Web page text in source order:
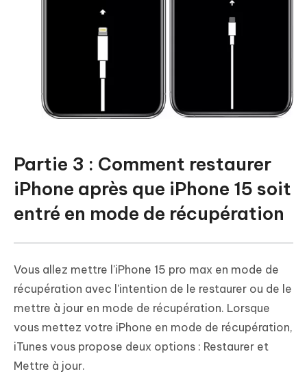
Partie 3 : Comment restaurer
iPhone après que iPhone 15 soit
entré en mode de récupération
Vous allez mettre l'iPhone 15 pro max en mode de
récupération avec l'intention de le restaurer ou de le
mettre à jour en mode de récupération. Lorsque
vous mettez votre iPhone en mode de récupération,
iTunes vous propose deux options : Restaurer et
Mettre à jour.